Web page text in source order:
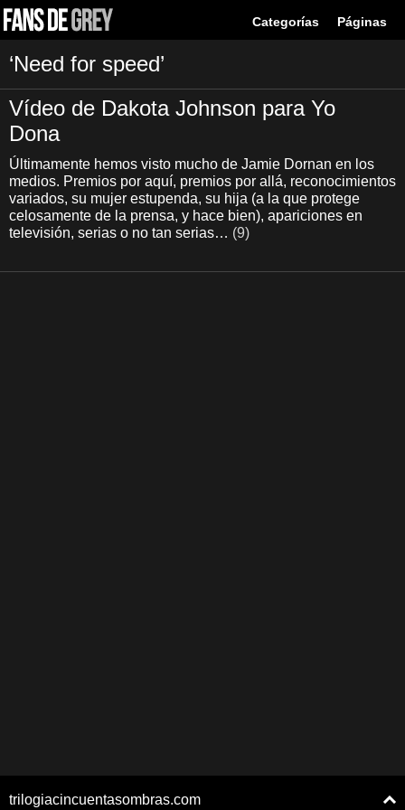
Categorías Páginas
‘Need for speed’
Vídeo de Dakota Johnson para Yo
Dona
Últimamente hemos visto mucho de Jamie Dornan en los
medios. Premios por aquí, premios por allá, reconocimientos
variados, su mujer estupenda, su hija (a la que protege
celosamente de la prensa, y hace bien), apariciones en
televisión, serias o no tan serias… (9)
trilogiacincuentasombras.com